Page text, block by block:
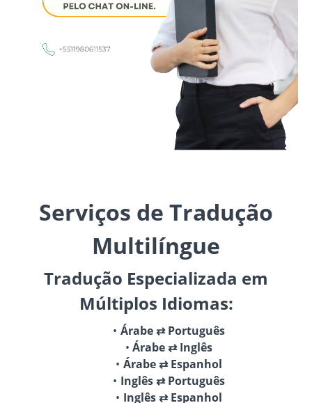
Serviços de Tradução
Multilíngue
Tradução Especializada em
Múltiplos Idiomas:
Árabe ⇄ Português
Árabe ⇄ Inglês
Árabe ⇄ Espanhol
Inglês ⇄ Português
Inglês ⇄ Espanhol